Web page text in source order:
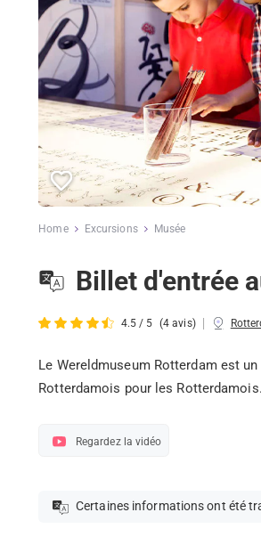
Home Excursions Musée
Billet d'entrée
4.5 / 5 (4 avis) |
Le Wereldmuseum Rotterdam est
Rotterdamois pour les Rotterdamois.
Regardez la vidéo
Certaines informations ont été